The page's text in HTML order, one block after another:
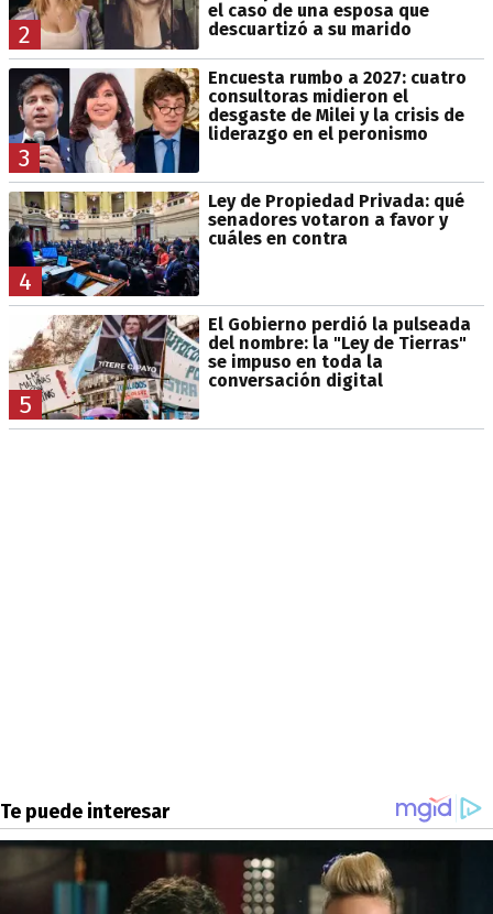
2
el caso de una esposa que
descuartizó a su marido
3
Encuesta rumbo a 2027: cuatro
consultoras midieron el
desgaste de Milei y la crisis de
liderazgo en el peronismo
4
Ley de Propiedad Privada: qué
senadores votaron a favor y
cuáles en contra
5
El Gobierno perdió la pulseada
del nombre: la "Ley de Tierras"
se impuso en toda la
conversación digital